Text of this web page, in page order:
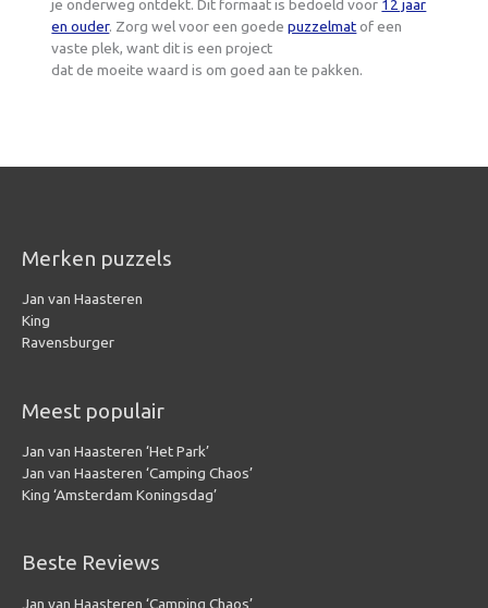
je onderweg ontdekt. Dit formaat is bedoeld voor 12 jaar
en ouder. Zorg wel voor een goedepuzzelmatof een
vaste plek, want dit is een project
dat de moeite waard is om goed aan te pakken.
Merken puzzels
Jan van Haasteren
King
Ravensburger
Meest populair
Jan van Haasteren ‘Het Park’
Jan van Haasteren ‘Camping Chaos’
King ‘Amsterdam Koningsdag’
Beste Reviews
Jan van Haasteren ‘Camping Chaos’